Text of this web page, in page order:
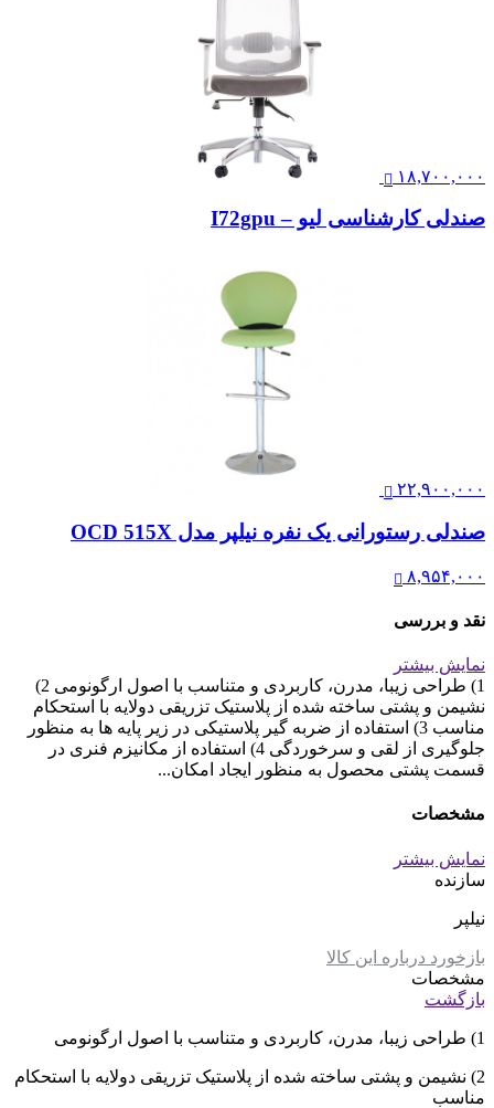
۱۸,۷۰۰,۰۰۰
صندلی کارشناسی لیو – I72gpu
۲۲,۹۰۰,۰۰۰
صندلی رستورانی یک نفره نیلپر مدل OCD 515X
۸,۹۵۴,۰۰۰
نقد و بررسی
نمایش بیشتر
1) طراحی زیبا، مدرن، کاربردی و متناسب با اصول ارگونومی 2)
نشیمن و پشتی ساخته شده از پلاستیک تزریقی دولایه با استحکام
مناسب 3) استفاده از ضربه گیر پلاستیکی در زیر پایه ها به منظور
جلوگیری از لقی و سرخوردگی 4) استفاده از مکانیزم فنری در
قسمت پشتی محصول به منظور ایجاد امکان...
مشخصات
نمایش بیشتر
سازنده
نیلپر
بازخورد درباره این کالا
مشخصات
بازگشت
1) طراحی زیبا، مدرن، کاربردی و متناسب با اصول ارگونومی
2) نشیمن و پشتی ساخته شده از پلاستیک تزریقی دولایه با استحکام
مناسب